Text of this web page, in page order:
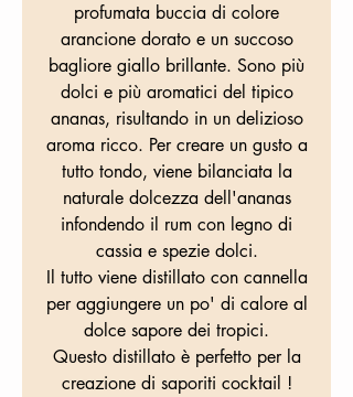
profumata buccia di colore
arancione dorato e un succoso
bagliore giallo brillante. Sono più
dolci e più aromatici del tipico
ananas, risultando in un delizioso
aroma ricco. Per creare un gusto a
tutto tondo, viene bilanciata la
naturale dolcezza dell'ananas
infondendo il rum con legno di
cassia e spezie dolci.
Il tutto viene distillato con cannella
per aggiungere un po' di calore al
dolce sapore dei tropici.
Questo distillato è perfetto per la
creazione di saporiti cocktail !